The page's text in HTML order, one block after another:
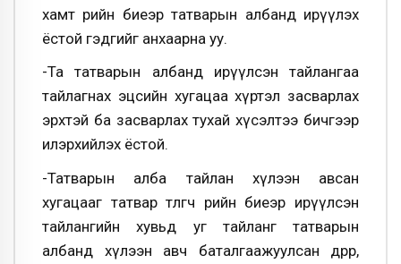
хамт өөрийн биеэр татварын албанд ирүүлэх
ёстой гэдгийг анхаарна уу.
-Та татварын албанд ирүүлсэн тайлангаа
тайлагнах эцсийн хугацаа хүртэл засварлах
эрхтэй ба засварлах тухай хүсэлтээ бичгээр
илэрхийлэх ёстой.
-Татварын алба тайлан хүлээн авсан
хугацааг татвар төлөгч өөрийн биеэр ирүүлсэн
тайлангийн хувьд уг тайланг татварын
албанд хүлээн авч баталгаажуулсан өдрөөр,